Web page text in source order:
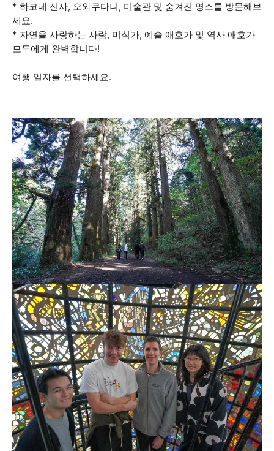
* 하코네 신사, 오와쿠다니, 미술관 및 숨겨진 명소를 방문해보
세요.
* 자연을 사랑하는 사람, 미식가, 예술 애호가 및 역사 애호가
모두에게 완벽합니다!
여행 일자를 선택하세요.